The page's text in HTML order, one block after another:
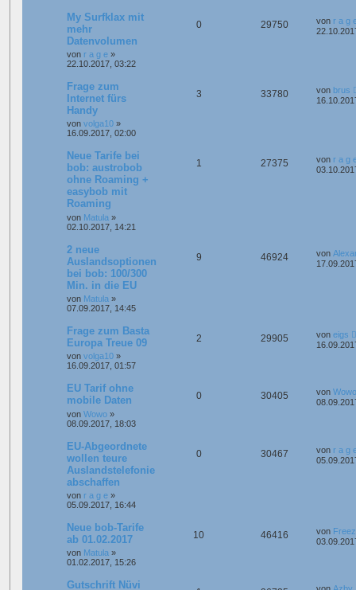
My Surfklax mit
mehr
Datenvolumen
von r a g e »
22.10.2017, 03:22
0 29750 von r a g
Frage zum
Internet fürs
Handy
von volga10 »
16.09.2017, 02:00
3 33780 von brus
Neue Tarife bei
bob: austrobob
ohne Roaming +
easybob mit
Roaming
von Matula »
02.10.2017, 14:21
1 27375 von r a g
2 neue
Auslandsoptionen
bei bob: 100/300
Min. in die EU
von Matula »
07.09.2017, 14:45
9 46924 von
Frage zum Basta
Europa Treue 09
von volga10 »
16.09.2017, 01:57
2 29905 von eigs
EU Tarif ohne
mobile Daten
von Wowo »
08.09.2017, 18:03
0 30405 von Wowo
EU-Abgeordnete
wollen teure
Auslandstelefonie
abschaffen
von r a g e »
05.09.2017, 16:44
0 30467 von r a g
Neue bob-Tarife
ab 01.02.2017
von Matula »
01.02.2017, 15:26
10 46416 von
Gutschrift Nüvi